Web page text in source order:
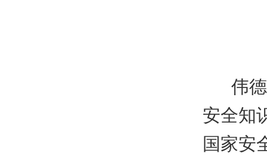
伟
安全知
国家安